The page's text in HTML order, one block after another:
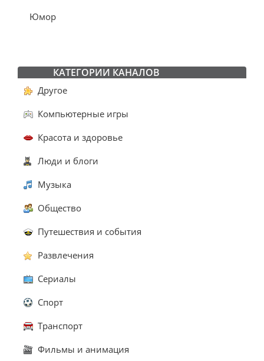
Юмор
КАТЕГОРИИ КАНАЛОВ
Другое
Компьютерные игры
Красота и здоровье
Люди и блоги
Музыка
Общество
Путешествия и события
Развлечения
Сериалы
Спорт
Транспорт
Фильмы и анимация